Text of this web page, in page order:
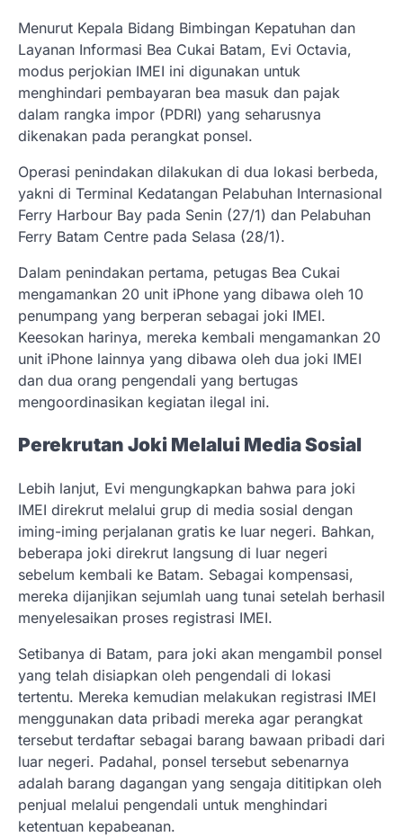
Menurut Kepala Bidang Bimbingan Kepatuhan dan
Layanan Informasi Bea Cukai Batam, Evi Octavia,
modus perjokian IMEI ini digunakan untuk
menghindari pembayaran bea masuk dan pajak
dalam rangka impor (PDRI) yang seharusnya
dikenakan pada perangkat ponsel.
Operasi penindakan dilakukan di dua lokasi berbeda,
yakni di Terminal Kedatangan Pelabuhan Internasional
Ferry Harbour Bay pada Senin (27/1) dan Pelabuhan
Ferry Batam Centre pada Selasa (28/1).
Dalam penindakan pertama, petugas Bea Cukai
mengamankan 20 unit iPhone yang dibawa oleh 10
penumpang yang berperan sebagai joki IMEI.
Keesokan harinya, mereka kembali mengamankan 20
unit iPhone lainnya yang dibawa oleh dua joki IMEI
dan dua orang pengendali yang bertugas
mengoordinasikan kegiatan ilegal ini.
Perekrutan Joki Melalui Media Sosial
Lebih lanjut, Evi mengungkapkan bahwa para joki
IMEI direkrut melalui grup di media sosial dengan
iming-iming perjalanan gratis ke luar negeri. Bahkan,
beberapa joki direkrut langsung di luar negeri
sebelum kembali ke Batam. Sebagai kompensasi,
mereka dijanjikan sejumlah uang tunai setelah berhasil
menyelesaikan proses registrasi IMEI.
Setibanya di Batam, para joki akan mengambil ponsel
yang telah disiapkan oleh pengendali di lokasi
tertentu. Mereka kemudian melakukan registrasi IMEI
menggunakan data pribadi mereka agar perangkat
tersebut terdaftar sebagai barang bawaan pribadi dari
luar negeri. Padahal, ponsel tersebut sebenarnya
adalah barang dagangan yang sengaja dititipkan oleh
penjual melalui pengendali untuk menghindari
ketentuan kepabeanan.